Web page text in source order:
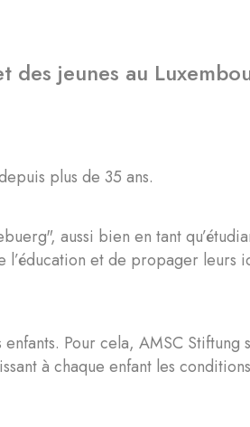
des jeunes au
plus de 35 ans.
aussi bien en tant
l’éducation et de propager leurs
Pour cela, AMSC Stiftung
à chaque enfant les